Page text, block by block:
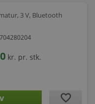
3 V, Bluetooth
kr. pr. stk.
favorite